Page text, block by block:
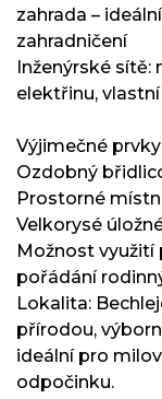
zahrada –
zahradničení
Inženýrské sítě:
elektřinu,
Výjimečné
Ozdobný
Prostorné
Velkorysé
Možnost využití
pořádání
Lokalita:
přírodou,
ideální pro
odpočinku.